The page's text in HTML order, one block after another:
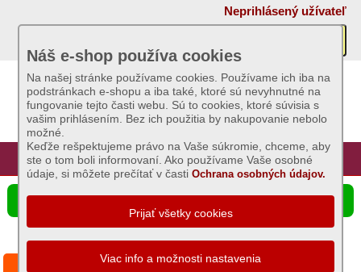
Neprihlásený užívateľ
Úvod Hlavná stránka Prihlásenie Registrácia
Náš e-shop používa cookies
Na našej stránke používame cookies. Používame ich iba na
podstránkach e-shopu a iba také, ktoré sú nevyhnutné na
fungovanie tejto časti webu. Sú to cookies, ktoré súvisia s
vašim prihlásením. Bez ich použitia by nakupovanie nebolo
možné.
Keďže rešpektujeme právo na Vaše súkromie, chceme, aby
ste o tom boli informovaní. Ako používame Vaše osobné
údaje, si môžete prečítať v častiOchrana osobných údajov.
☰ Ponuka produktov
Akcie
Sviečky
Umelé
kvety
Vence
nezdobené
a
zdobené
Miska
Fikusový list zelený 57cm